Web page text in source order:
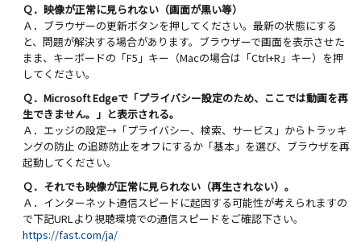
Ｑ．映像が正常に見られない（画面が黒い等）
Ａ．ブラウザーの更新ボタンを押してください。最新の状態にする
と、問題が解決する場合があります。ブラウザーで画面を表示させた
まま、キーボードの「F5」キー（Macの場合は「Ctrl+R」キー）を押
してください。
Ｑ．Microsoft Edgeで「プライバシー設定のため、ここでは動画を再
生できません。」と表示される。
Ａ．エッジの設定→「プライバシー、検索、サービス」からトラッキ
ングの防止 の追跡防止をオフにするか「基本」を選び、ブラウザを再
起動してください。
Ｑ．それでも映像が正常に見られない（再生されない）。
Ａ．インターネット通信スピードに起因する可能性が考えられますの
で下記URLより視聴環境での通信スピードをご確認下さい。
https://fast.com/ja/